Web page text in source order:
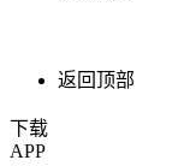
返回顶部
下载
APP